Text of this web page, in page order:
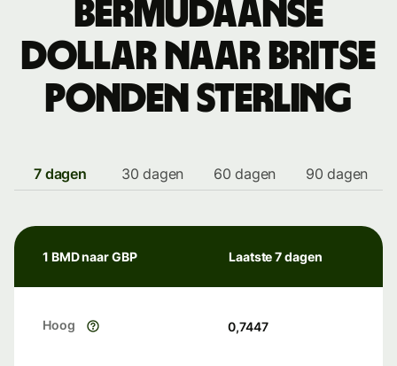
Bermudaanse
dollar naar Britse
ponden sterling
7 dagen 30 dagen 60 dagen 90 dagen
1 BMD naar GBP Laatste 7 dagen
Hoog 0,7447